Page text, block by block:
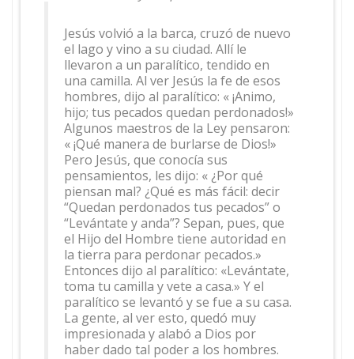
Jesús volvió a la barca, cruzó de nuevo
el lago y vino a su ciudad. Allí le
llevaron a un paralítico, tendido en
una camilla. Al ver Jesús la fe de esos
hombres, dijo al paralítico: « ¡Animo,
hijo; tus pecados quedan perdonados!»
Algunos maestros de la Ley pensaron:
« ¡Qué manera de burlarse de Dios!»
Pero Jesús, que conocía sus
pensamientos, les dijo: « ¿Por qué
piensan mal? ¿Qué es más fácil: decir
“Quedan perdonados tus pecados” o
“Levántate y anda”? Sepan, pues, que
el Hijo del Hombre tiene autoridad en
la tierra para perdonar pecados.»
Entonces dijo al paralítico: «Levántate,
toma tu camilla y vete a casa.» Y el
paralítico se levantó y se fue a su casa.
La gente, al ver esto, quedó muy
impresionada y alabó a Dios por
haber dado tal poder a los hombres.